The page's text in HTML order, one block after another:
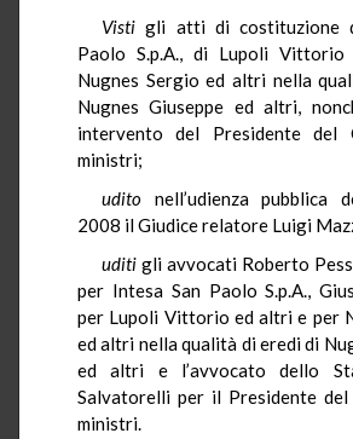
Visti gli atti di costituzione
Paolo S.p.A., di Lupoli
Nugnes Sergio ed altri nella
Nugnes Giuseppe ed altri,
intervento del Presidente del
ministri;
udito nell’udienza pubblica
2008 il Giudice relatore Luigi
uditi gli avvocati Roberto
per Intesa San Paolo S.p.A.,
per Lupoli Vittorio ed altri e per
ed altri nella qualità di eredi di
ed altri e l’avvocato dello
Salvatorelli per il Presidente
ministri.